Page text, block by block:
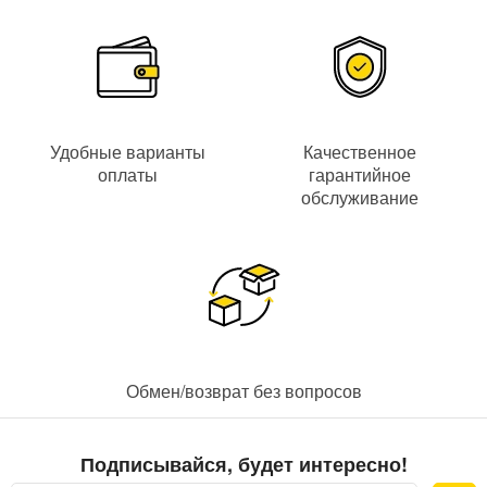
применяется передовой стандарт компрессии видео
H.265+ / H.265 / H.264+ / H.264
– благодаря чему
сохраняется высокое качество изображения при
Видеовыходы
Для просмотра видеоизображения предусмотрены2
с максимальным разрешением
для мониторов и телевизоров высокого разрешения
Локальное хранение архива записанного видеоизображения
приобретаются отдельно).
Удобные варианты
оплаты
Качественное
гарантийное
обслуживание
Обмен/возврат без вопросов
Подписывайся, будет интересно!